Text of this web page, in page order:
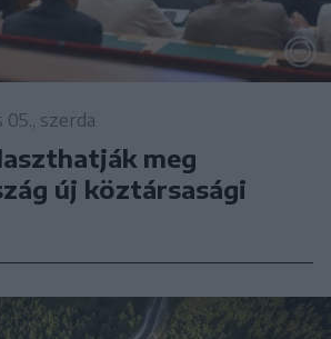
05., szerda
meg
új köztársasági